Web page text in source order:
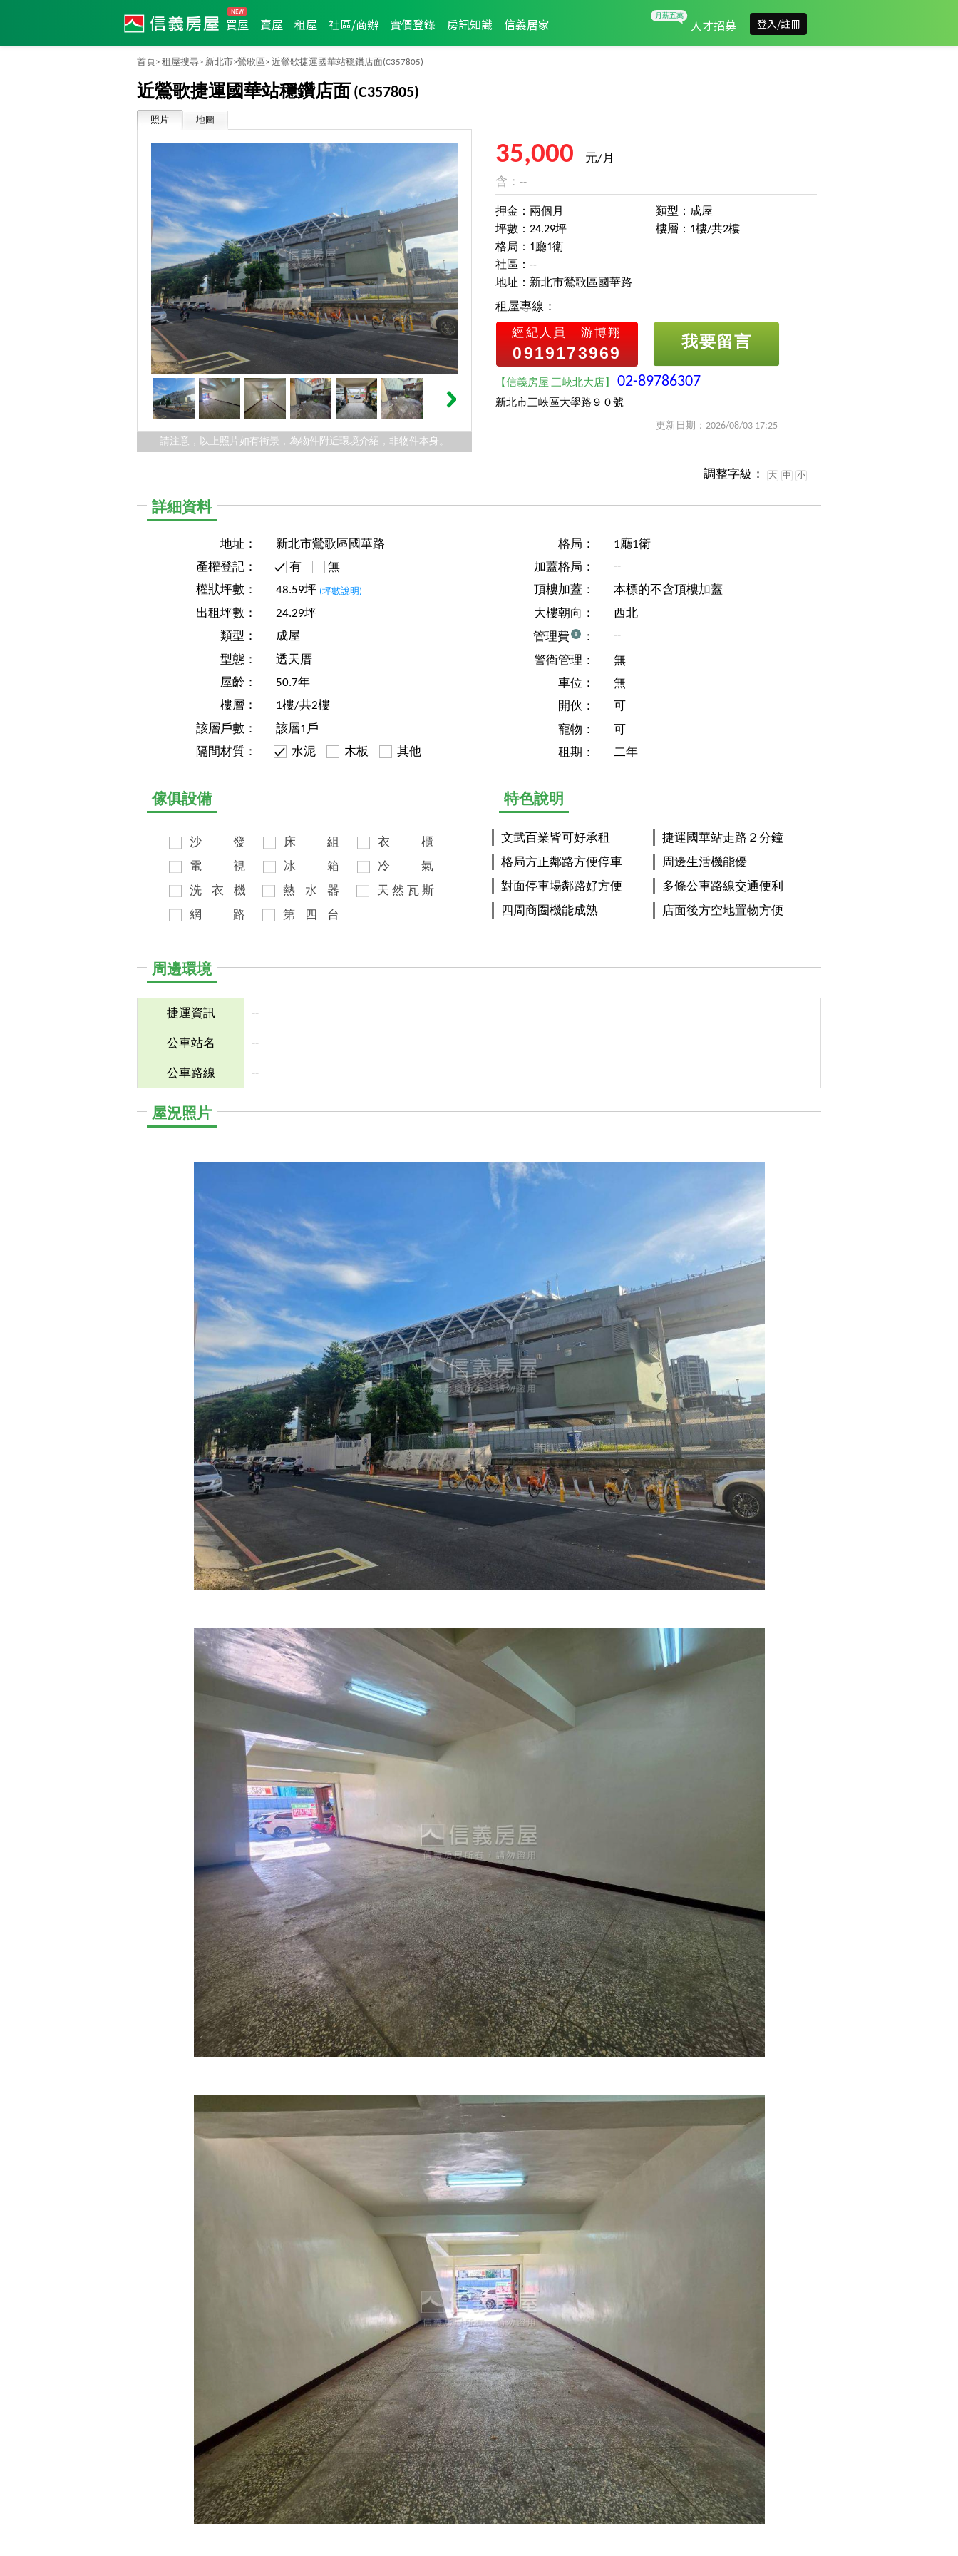
買屋 賣屋 租屋 社區/商辦 實價登錄 房訊知識 信義居家 人才招募 登入/註冊
首頁> 租屋搜尋> 新北市>鶯歌區> 近鶯歌捷運國華站穩鑽店面(C357805)
近鶯歌捷運國華站穩鑽店面 (C357805)
照片 地圖
請注意，以上照片如有街景，為物件附近環境介紹，非物件本身。
35,000
元/月
含：--
押金：兩個月
坪數：24.29坪
類型：成屋
樓層：1樓/共2樓
格局：1廳1衛
社區：--
地址：新北市鶯歌區國華路
租屋專線：
經紀人員 游博翔
0919173969
我要留言
【信義房屋 三峽北大店】02-89786307
新北市三峽區大學路９０號
更新日期：2026/08/03 17:25
調整字級： 大 中 小
詳細資料
地址：
新北市鶯歌區國華路
產權登記：
有
無
權狀坪數：
48.59坪 (坪數說明)
出租坪數：
24.29坪
類型：
成屋
型態：
透天厝
屋齡：
50.7年
樓層：
1樓/共2樓
該層戶數：
該層1戶
隔間材質：
水泥 木板 其他
格局：
1廳1衛
加蓋格局：
--
頂樓加蓋：
本標的不含頂樓加蓋
大樓朝向：
西北
管理費
： --
警衛管理：
無
車位：
無
開伙：
可
寵物：
可
租期：
二年
傢俱設備
沙
發
電
視
洗
衣
機
網
路
床
組
冰
箱
熱
水
器
第
四 台
衣
櫃
冷
氣
天 然 瓦 斯
特色說明
文武百業皆可好承租
格局方正鄰路方便停車
對面停車場鄰路好方便
四周商圈機能成熟
捷運國華站走路２分鐘
周邊生活機能優
多條公車路線交通便利
店面後方空地置物方便
周邊環境
捷運資訊 --
公車站名 --
公車路線 --
屋況照片